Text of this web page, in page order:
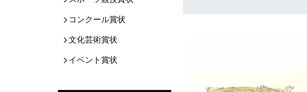
コンクール賞状
文化芸術賞状
イベント賞状